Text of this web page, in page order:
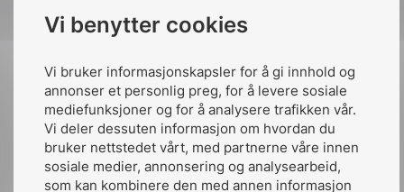
Vi benytter cookies
Vi bruker informasjonskapsler for å gi innhold og
annonser et personlig preg, for å levere sosiale
mediefunksjoner og for å analysere trafikken vår.
Vi deler dessuten informasjon om hvordan du
bruker nettstedet vårt, med partnerne våre innen
sosiale medier, annonsering og analysearbeid,
som kan kombinere den med annen informasjon
eller krav i Norge. Heller ikke andre EN-
standarder krever dette, f.eks. EN 50381 og
driftsmessige og økonomiske konsekvenser.
EN 60079 10 1 aksepterer dør for rom i sone
2 forutsatt at døren tilfredsstiller bestemte
krav.
NEK/NK 31 vil på nytt påpeke disse